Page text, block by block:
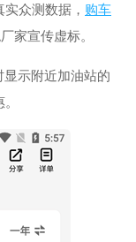
众测数据， 购车
家宣传虚标。
显示附近加油站的